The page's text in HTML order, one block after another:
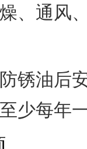
、通风
锈油后
少每年